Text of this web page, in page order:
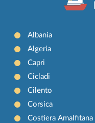
Albania
Algeria
Capri
Cicladi
Cilento
Corsica
Costiera Amalfitana